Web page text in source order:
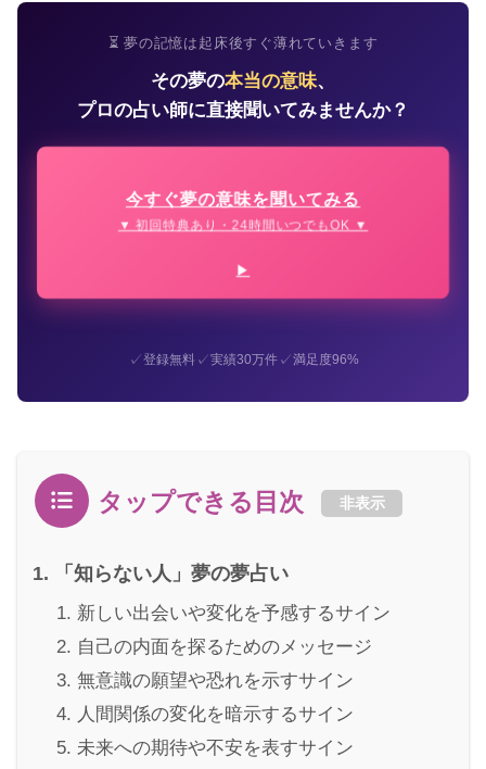
⏳ 夢の記憶は起床後すぐ薄れていきます
その夢の本当の意味、
プロの占い師に直接聞いてみませんか？
今すぐ夢の意味を聞いてみる
▼ 初回特典あり・24時間いつでもOK ▼
✓登録無料✓実績30万件✓満足度96%
タップできる目次 非表示
「知らない人」夢の夢占い
新しい出会いや変化を予感するサイン
自己の内面を探るためのメッセージ
無意識の願望や恐れを示すサイン
人間関係の変化を暗示するサイン
未来への期待や不安を表すサイン